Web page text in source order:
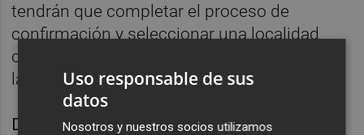
tendrán que completar el proceso de
confirmación y seleccionar una localidad
concreta para conseguir la entrada final con
la que se podrá acceder al Gran Premio.
De hecho, hasta que las autoridades
Uso responsable de sus
datos
Nosotros y nuestros socios utilizamos